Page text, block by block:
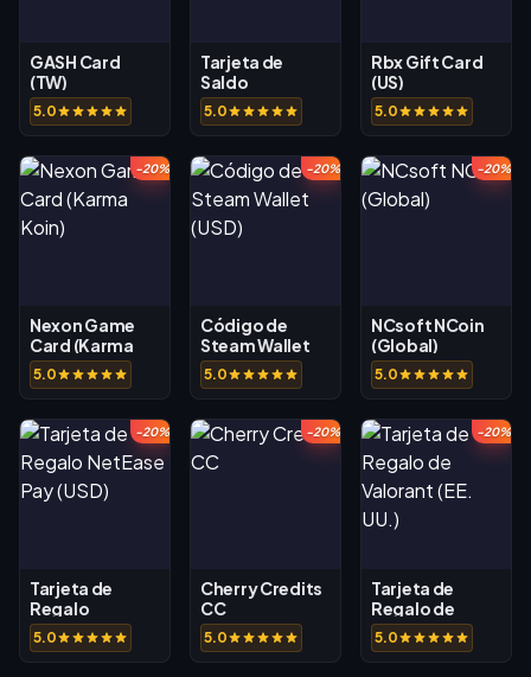
GASH Card
(TW)
5.0
Tarjeta de
Saldo
Battle.net (US)
5.0
Rbx Gift Card
(US)
5.0
-20%
Nexon Game
Card (Karma
Koin)
5.0
-20%
Código de
Steam Wallet
(USD)
5.0
-20%
NCsoft NCoin
(Global)
5.0
-20%
Tarjeta de
Regalo
NetEase Pay
(USD)
5.0
-20%
Cherry Credits
CC
5.0
-20%
Tarjeta de
Regalo de
Valorant (EE.
UU.)
5.0